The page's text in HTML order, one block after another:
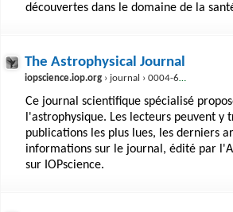
découvertes dans le domaine de la
The Astrophysical Journal
iopscience.iop.org › journal › 0004-637X
Ce journal scientifique spécialisé
l'astrophysique. Les lecteurs peuvent y
publications les plus lues, les derniers
informations sur le journal, édité par
sur IOPscience.